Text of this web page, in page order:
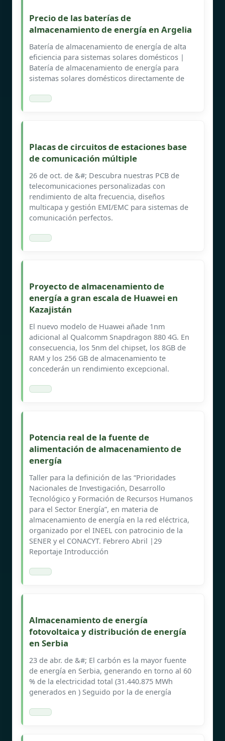
Precio de las baterías de
almacenamiento de energía en Argelia
Batería de almacenamiento de energía de alta
eficiencia para sistemas solares domésticos |
Batería de almacenamiento de energía para
sistemas solares domésticos directamente de
Placas de circuitos de estaciones base
de comunicación múltiple
26 de oct. de &#; Descubra nuestras PCB de
telecomunicaciones personalizadas con
rendimiento de alta frecuencia, diseños
multicapa y gestión EMI/EMC para sistemas de
comunicación perfectos.
Proyecto de almacenamiento de
energía a gran escala de Huawei en
Kazajistán
El nuevo modelo de Huawei añade 1nm
adicional al Qualcomm Snapdragon 880 4G. En
consecuencia, los 5nm del chipset, los 8GB de
RAM y los 256 GB de almacenamiento te
concederán un rendimiento excepcional.
Potencia real de la fuente de
alimentación de almacenamiento de
energía
Taller para la definición de las “Prioridades
Nacionales de Investigación, Desarrollo
Tecnológico y Formación de Recursos Humanos
para el Sector Energía”, en materia de
almacenamiento de energía en la red eléctrica,
organizado por el INEEL con patrocinio de la
SENER y el CONACYT. Febrero Abril |29
Reportaje Introducción
Almacenamiento de energía
fotovoltaica y distribución de energía
en Serbia
23 de abr. de &#; El carbón es la mayor fuente
de energía en Serbia, generando en torno al 60
% de la electricidad total (31.440.875 MWh
generados en ) Seguido por la de energía